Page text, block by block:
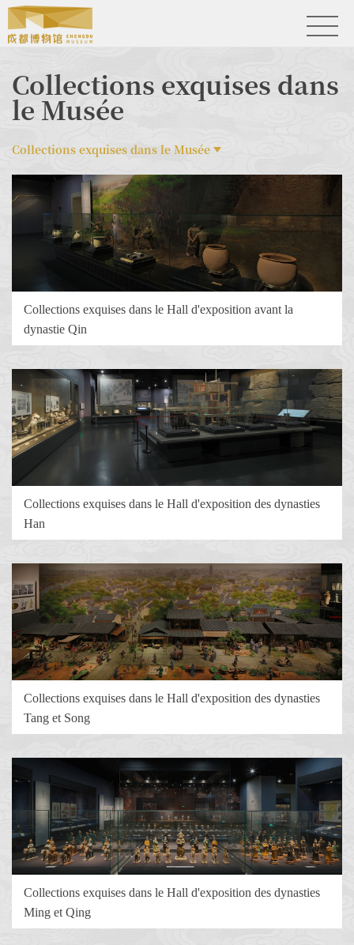
Collections exquises dans
le Musée
Collections exquises dans le Musée
Collections exquises dans le Hall d'exposition avant la
dynastie Qin
Collections exquises dans le Hall d'exposition des dynasties
Han
Collections exquises dans le Hall d'exposition des dynasties
Tang et Song
Collections exquises dans le Hall d'exposition des dynasties
Ming et Qing